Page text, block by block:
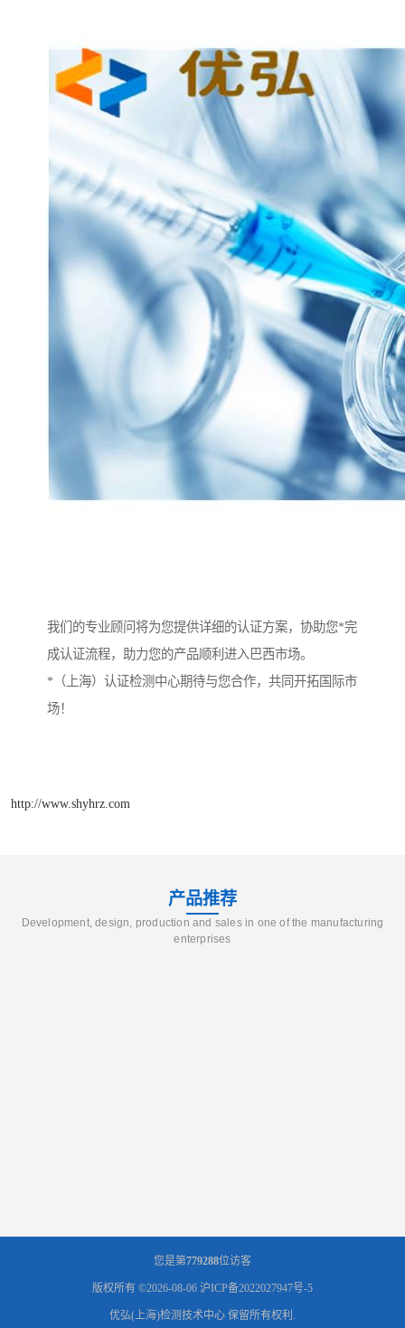
我们的专业顾问将为您提供详细的认证方案，协助您*完
成认证流程，助力您的产品顺利进入巴西市场。
*（上海）认证检测中心期待与您合作，共同开拓国际市
场！
http://www.shyhrz.com
产品推荐
Development, design, production and sales in one of the manufacturing
enterprises
您是第779288位访客
版权所有 ©2026-08-06 沪ICP备2022027947号-5
优弘(上海)检测技术中心 保留所有权利.